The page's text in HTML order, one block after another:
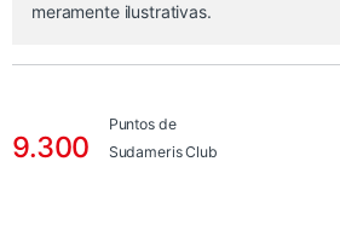
meramente ilustrativas.
9.300
Puntos de
Sudameris Club